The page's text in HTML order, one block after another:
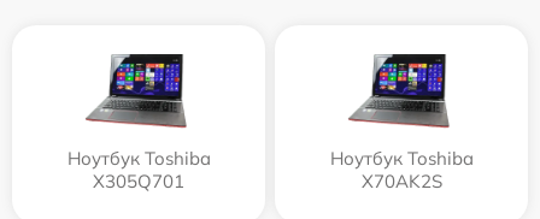
Ноутбук Toshiba
X305Q701
Ноутбук Toshiba
X70AK2S